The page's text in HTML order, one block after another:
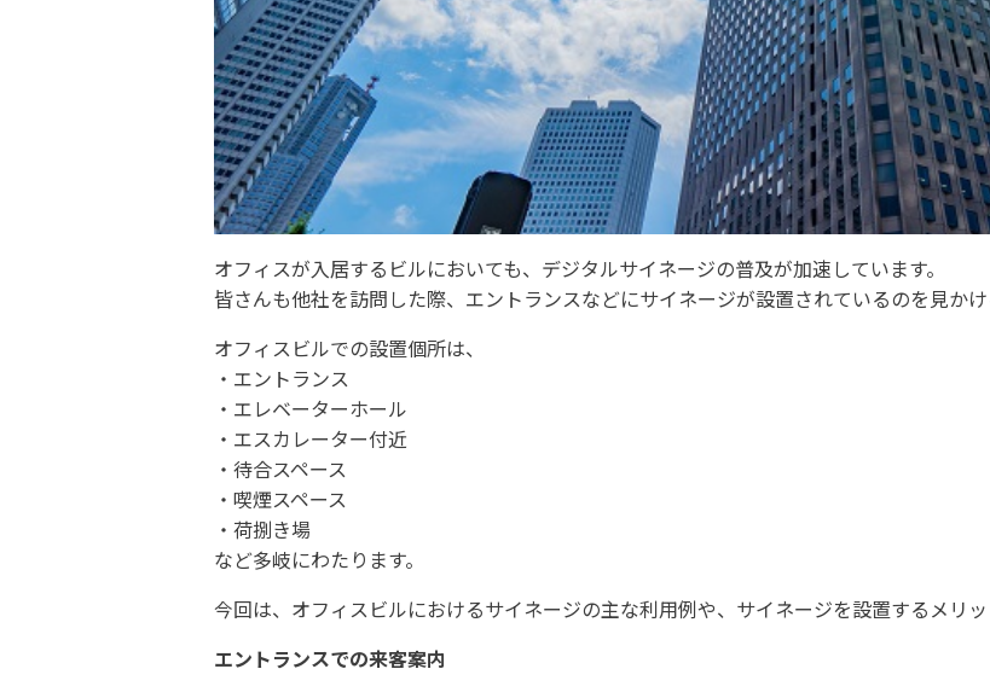
オフィスが入居するビルにおいても、デジタルサイネージの普及が加速しています。
皆さんも他社を訪問した際、エントランスなどにサイネージが設置されているのを見か
オフィスビルでの設置個所は、
・エントランス
・エレベーターホール
・エスカレーター付近
・待合スペース
・喫煙スペース
・荷捌き場
など多岐にわたります。
今回は、オフィスビルにおけるサイネージの主な利用例や、サイネージを設置するメリッ
エントランスでの来客案内